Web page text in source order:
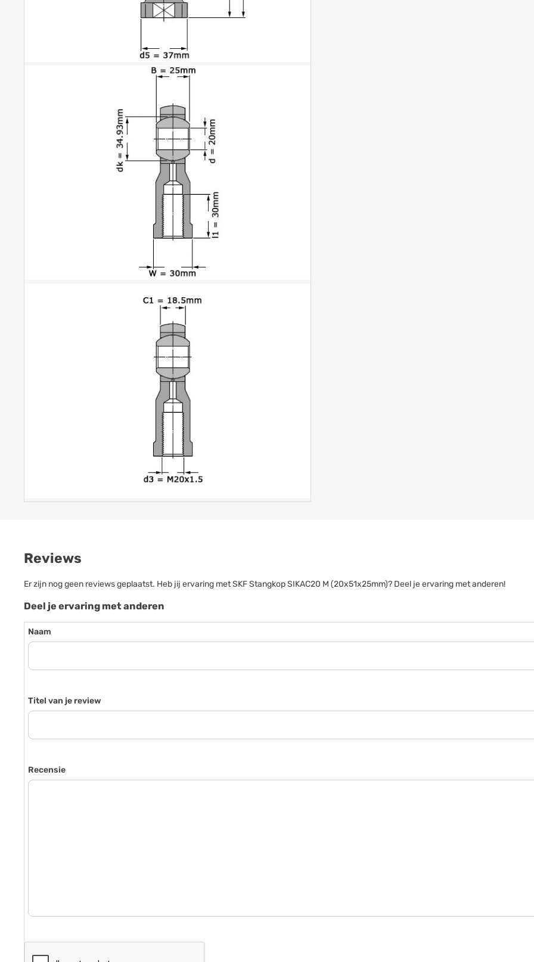
Reviews
Er zijn nog geen reviews geplaatst. Heb jij ervaring met SKF Stangkop SIKAC20 M (20x51x25mm)? Deel je ervaring met anderen!
Deel je ervaring met anderen
Naam
Titel van je review
Recensie